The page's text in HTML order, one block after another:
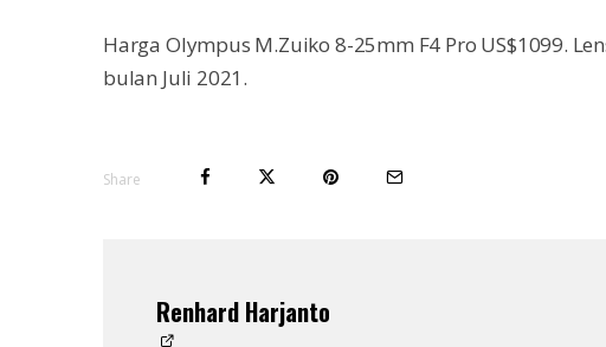
Harga Olympus M.Zuiko 8-25mm F4 Pro US$1099.
bulan Juli 2021.
Share
Renhard Harjanto